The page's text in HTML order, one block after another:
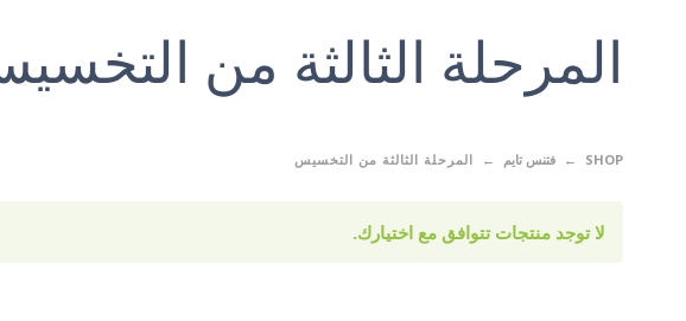
المرحلة الثالثة من
SHOP فتنس تايم المرحلة الثالثة من التخسيس
لا توجد منتجات تتوافق مع اختيارك.